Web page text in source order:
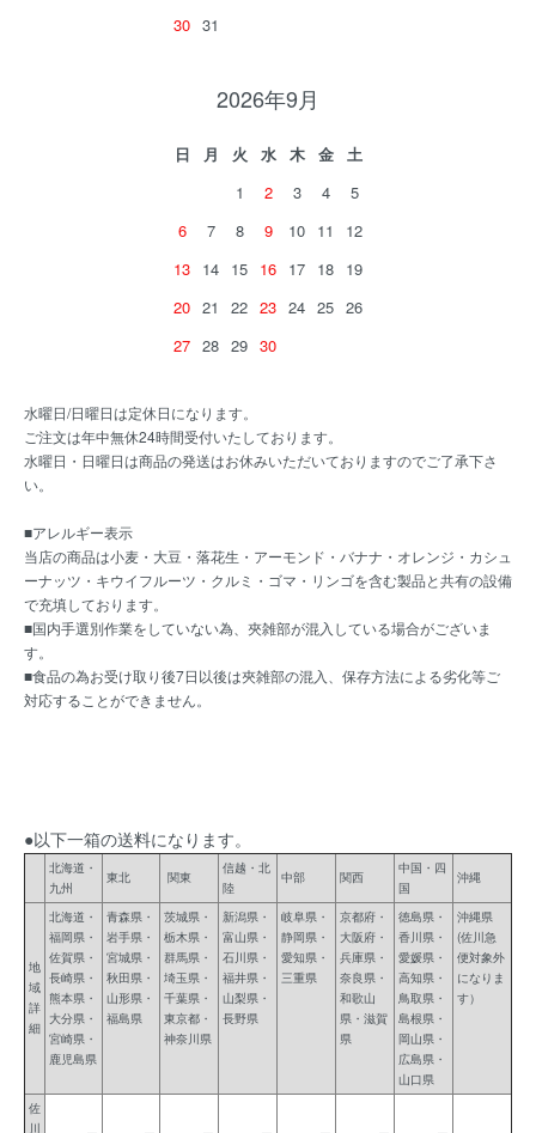
30 31
2026年9月
日 月 火 水 木 金
土
1
2 3 4
5
6
7 8 9 10 11
12
13 14 15 16 17 18 19
20 21 22 23 24 25 26
27 28 29 30
水曜日/日曜日は定休日になります。
ご注文は年中無休24時間受付いたしております。
水曜日・日曜日は商品の発送はお休みいただいておりますのでご了承下さ
い。
■アレルギー表示
当店の商品は小麦・大豆・落花生・アーモンド・バナナ・オレンジ・カシュ
ーナッツ・キウイフルーツ・クルミ・ゴマ・リンゴを含む製品と共有の設備
で充填しております。
■国内手選別作業をしていない為、夾雑部が混入している場合がございま
す。
■食品の為お受け取り後7日以後は夾雑部の混入、保存方法による劣化等ご
対応することができません。
●以下一箱の送料になります。
北海道・
九州
東北 関東
信越・北
陸
中部 関西
中国・四
国
沖縄
地
域
詳
細
北海道・
福岡県・
佐賀県・
長崎県・
熊本県・
大分県・
宮崎県・
鹿児島県
青森県・
岩手県・
宮城県・
秋田県・
山形県・
福島県
茨城県・
栃木県・
群馬県・
埼玉県・
千葉県・
東京都・
神奈川県
新潟県・
富山県・
石川県・
福井県・
山梨県・
長野県
岐阜県・
静岡県・
愛知県・
三重県
京都府・
大阪府・
兵庫県・
奈良県・
和歌山
県・滋賀
県
徳島県・
香川県・
愛媛県・
高知県・
鳥取県・
島根県・
岡山県・
広島県・
山口県
沖縄県
(佐川急
便対象外
になりま
す）
佐
川